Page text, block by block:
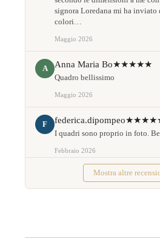
signora Loredana mi ha inviato
colori…
Maggio 2026
A Anna Maria Bo★★★★★
Quadro bellissimo
Maggio 2026
F federica.dipompeo
I quadri sono proprio in foto.
Febbraio 2026
Mostra altre